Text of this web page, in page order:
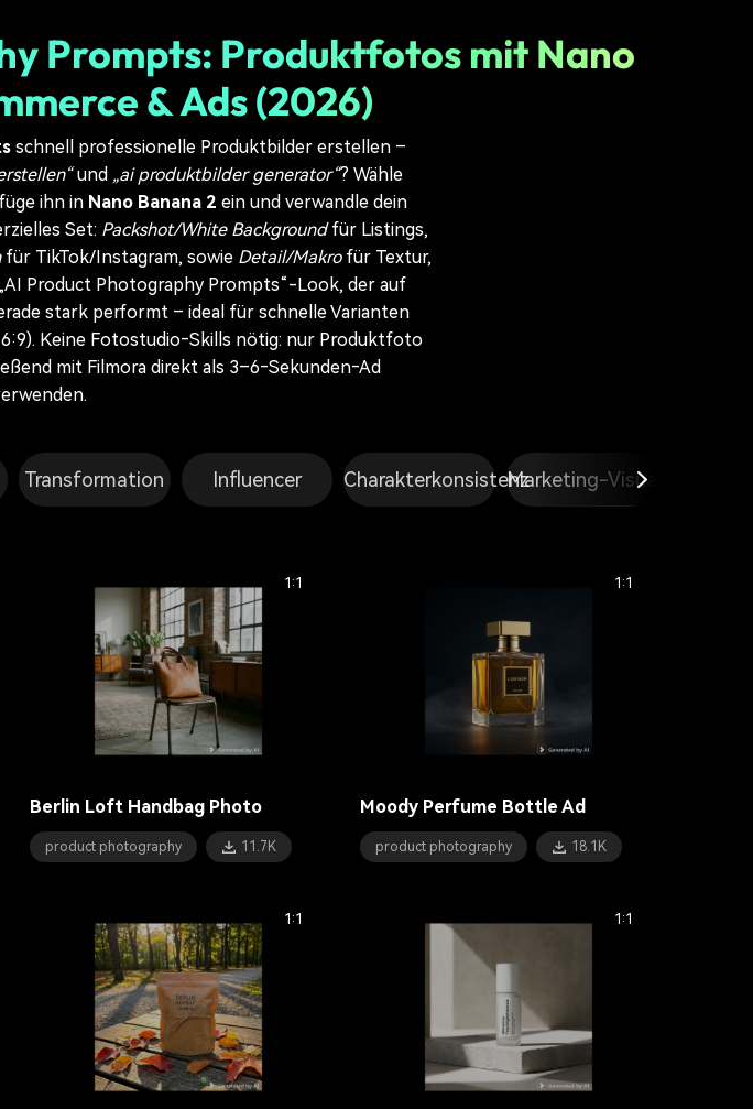
Prompts: Produktfotos mit Nano
& Ads (2026)
schnell professionelle Produktbilder erstellen –
und „ai produktbilder generator“? Wähle
ihn in Nano Banana 2 ein und verwandle dein
Set: Packshot/White Backgroundfür Listings,
für TikTok/Instagram, sowie Detail/Makrofür Textur,
Product Photography Prompts“-Look, der auf
stark performt – ideal für schnelle Varianten
Keine Fotostudio‑Skills nötig: nur Produktfoto
mit Filmora direkt als 3–6‑Sekunden‑Ad
Transformation Influencer CharakterkonsistenzMarketing-Visuals
1:1
Berlin Loft Handbag Photo
product photography 11.7K
1:1
Moody Perfume Bottle Ad
product photography 18.1K
1:1 1:1